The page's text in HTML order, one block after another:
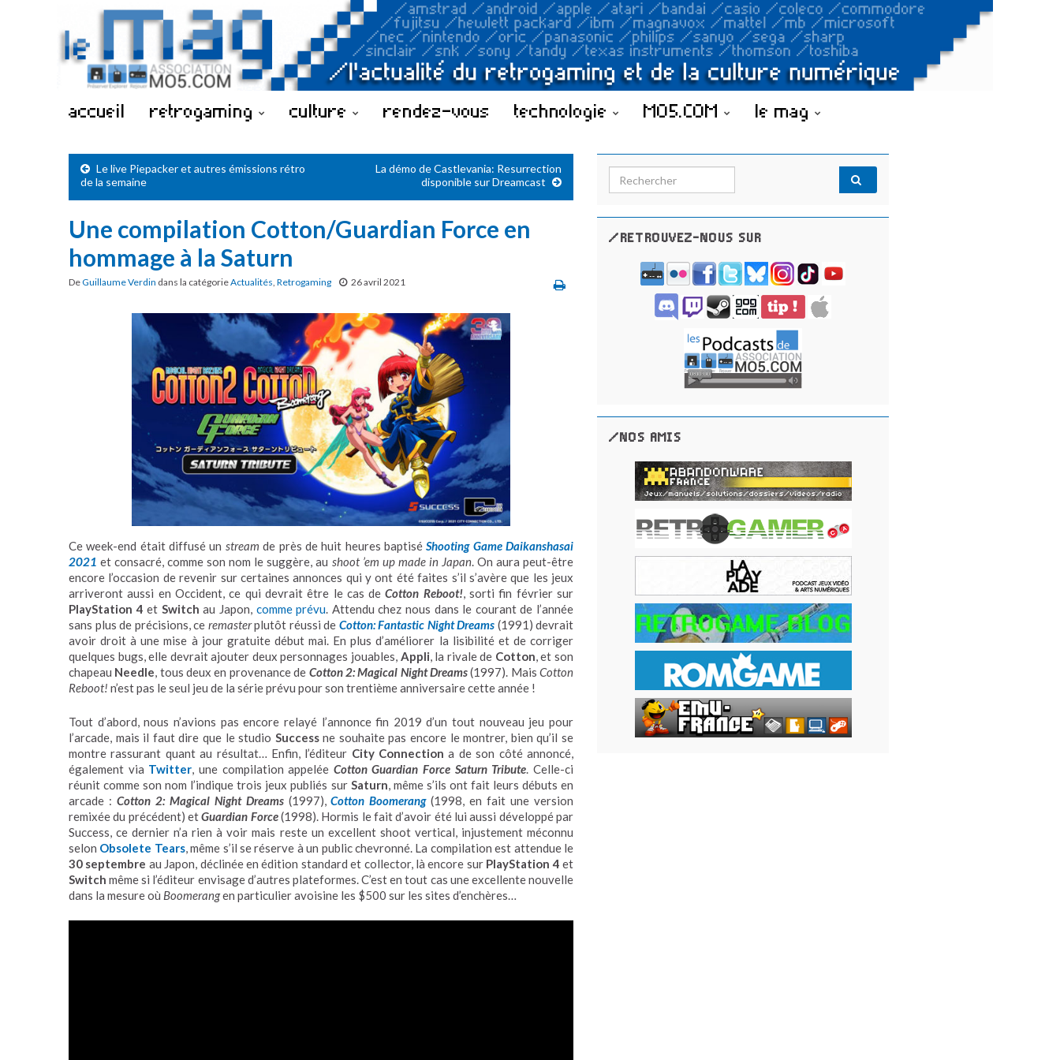
accueil retrogaming culture rendez-vous technologie MO5.COM le mag
Le live Piepacker et autres émissions rétro
de la semaine
La démo de Castlevania: Resurrection
disponible sur Dreamcast
Une compilation Cotton/Guardian Force en
hommage à la Saturn
DeGuillaume Verdin dans la catégorieActualités, Retrogaming 26 avril 2021
Ce week-end était diffusé un stream de près de huit heures baptiséShooting Game Daikanshasai
2021 et consacré, comme son nom le suggère, au shoot ’em up made in Japan. On aura peut-être
encore l’occasion de revenir sur certaines annonces qui y ont été faites s’il s’avère que les jeux
arriveront aussi en Occident, ce qui devrait être le cas deCotton Reboot!, sorti fin février sur
PlayStation 4 et Switch au Japon, comme prévu. Attendu chez nous dans le courant de l’année
sans plus de précisions, ce remasterplutôt réussi de Cotton: Fantastic Night Dreams (1991) devrait
avoir droit à une mise à jour gratuite début mai. En plus d’améliorer la lisibilité et de corriger
quelques bugs, elle devrait ajouter deux personnages jouables, Appli, la rivale de Cotton, et son
chapeau Needle, tous deux en provenance de Cotton 2: Magical Night Dreams(1997). MaisCotton
Reboot! n’est pas le seul jeu de la série prévu pour son trentième anniversaire cette année !
Tout d’abord, nous n’avions pas encore relayé l’annonce fin 2019 d’un tout nouveau jeu pour
l’arcade, mais il faut dire que le studio Successne souhaite pas encore le montrer, bien qu’il se
montre rassurant quant au résultat… Enfin, l’éditeur City Connection a de son côté annoncé,
également via Twitter , une compilation appelée Cotton Guardian Force Saturn Tribute . Celle-ci
réunit comme son nom l’indique trois jeux publiés sur Saturn , même s’ils ont fait leurs débuts en
arcade : Cotton 2: Magical Night Dreams(1997),Cotton Boomerang(1998, en fait une version
remixée du précédent) etGuardian Force(1998). Hormis le fait d’avoir été lui aussi développé par
Success, ce dernier n’a rien à voir mais reste un excellent shoot vertical, injustement méconnu
selon Obsolete Tears, même s’il se réserve à un public chevronné. La compilation est attendue le
30 septembre au Japon, déclinée en édition standard et collector, là encore sur PlayStation 4 et
Switch même si l’éditeur envisage d’autres plateformes. C’est en tout cas une excellente nouvelle
dans la mesure où Boomerangen particulier avoisine les $500 sur les sites d’enchères…
Search for:
/RETROUVEZ-NOUS SUR
/NOS AMIS